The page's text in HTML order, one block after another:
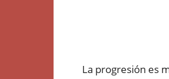
La progresión es